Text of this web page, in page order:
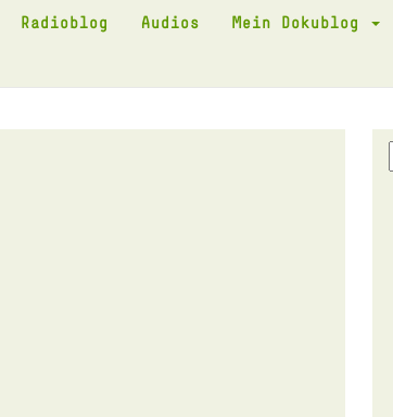
Radioblog Audios Mein Dokublog